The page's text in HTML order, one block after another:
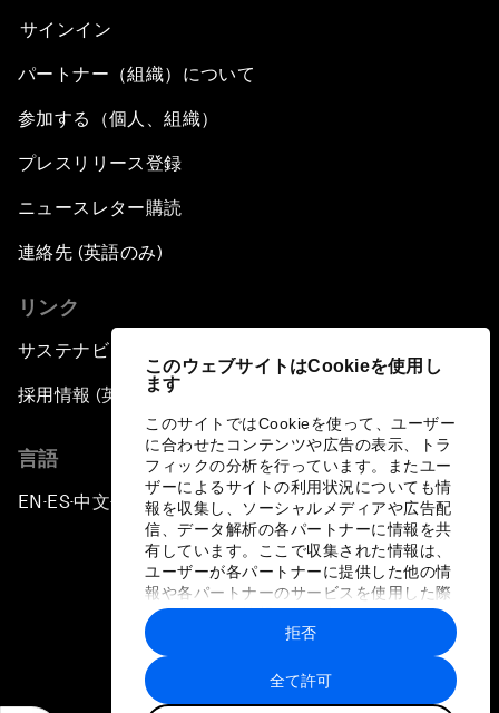
このウェブサイトはCookieを使用し
ます
このサイトではCookieを使って、ユーザー
に合わせたコンテンツや広告の表示、トラ
フィックの分析を行っています。またユー
ザーによるサイトの利用状況についても情
報を収集し、ソーシャルメディアや広告配
信、データ解析の各パートナーに情報を共
有しています。ここで収集された情報は、
ユーザーが各パートナーに提供した他の情
報や各パートナーのサービスを使用した際
に収集された情報と組み合わされ、各パー
トナーによって使用されることがありま
す。
全て許可
拒否
サインイン
パートナー（組織）について
参加する（個人、組織）
プレスリリース登録
ニュースレター購読
連絡先 (英語のみ)
リンク
サステナビリティへの取り組み
採用情報 (英語のみ)
言語
EN ▪ES▪中文▪ 日本語
プライバシーポリシーと利用規約
サイトマップ